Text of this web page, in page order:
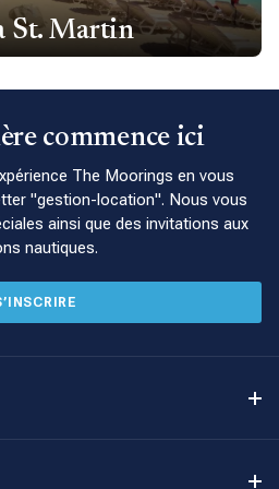
St. Martin
commence ici
The Moorings en vous
"gestion-location". Nous vous
ainsi que des invitations aux
nautiques.